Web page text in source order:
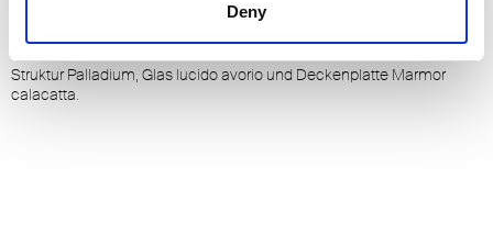
Deny
Struktur Palladium, Glas lucido avorio und Deckenplatte Marmor
calacatta.